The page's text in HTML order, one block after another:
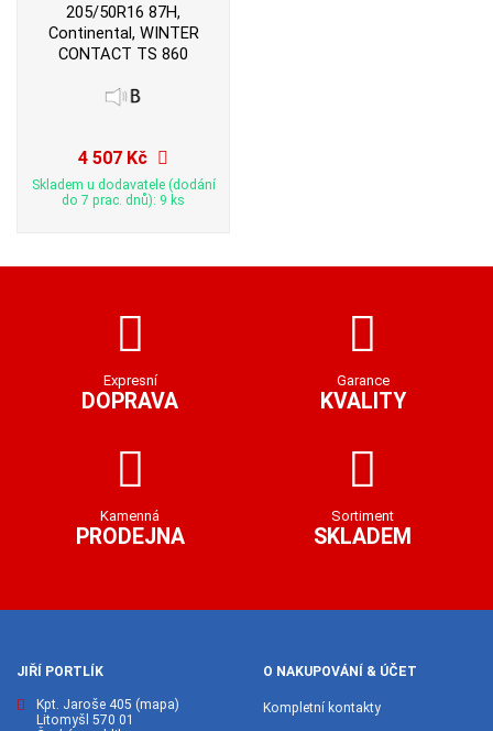
205/50R16 87H,
Continental, WINTER
CONTACT TS 860
4 507 Kč
Skladem u dodavatele (dodání
do 7 prac. dnů): 9 ks
Expresní
DOPRAVA
Garance
KVALITY
Kamenná
PRODEJNA
Sortiment
SKLADEM
JIŘÍ PORTLÍK
Kpt. Jaroše 405 (mapa)
Litomyšl 570 01
O NAKUPOVÁNÍ & ÚČET
Kompletní kontakty